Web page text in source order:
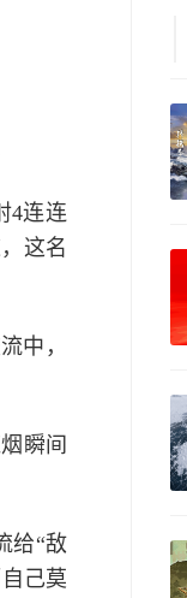
4连连
这名
中，
瞬间
给“敌
己莫